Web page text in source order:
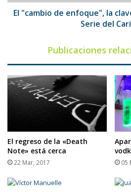
El "cambio de enfoque", la
Serie del
Publicaciones
El regreso de la «Death
Note» está cerca
22 Mar, 2017 05